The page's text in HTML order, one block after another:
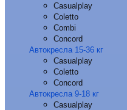
Casualplay
Coletto
Combi
Concord
Автокресла 15-36 кг
Casualplay
Coletto
Concord
Автокресла 9-18 кг
Casualplay